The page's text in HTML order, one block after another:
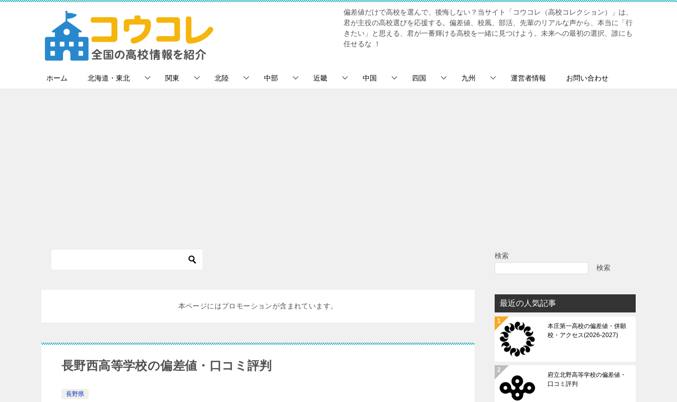
偏差値だけで高校を選んで、後悔しない？当サイト「コウコレ（高校コレクション）」は、
君が主役の高校選びを応援する。偏差値、校風、部活、先輩のリアルな声から、本当に「行
きたい」と思える、君が一番輝ける高校を一緒に見つけよう。未来への最初の選択、誰にも
任せるな ！
ホーム 北海道・東北 関東 北陸 中部 近畿 中国 四国 九州 運営者情報 お問い合わせ
本ページにはプロモーションが含まれています。
長野西高等学校の偏差値・口コミ評判
長野県
検索
検索
最近の人気記事
本庄第一高校の偏差値・併願
校・アクセス(2026-2027)
府立北野高等学校の偏差値・
口コミ評判